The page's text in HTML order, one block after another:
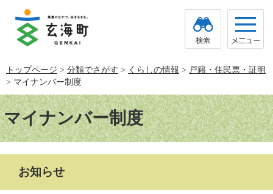
で
す。
ば
し
て
本
文
へ
トップページ > 分類でさがす > くらしの情報 > 戸籍・住民票・証明
> マイナンバー制度
本
文マイナンバー制度
お知らせ